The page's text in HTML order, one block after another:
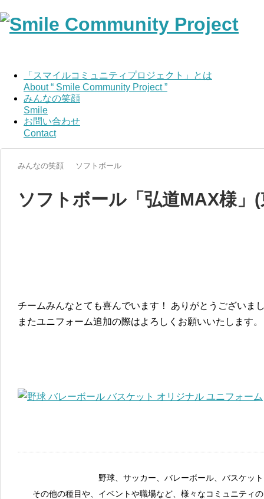
「スマイルコミュニティプロジェクト」とは
About “ Smile Community Project ”
みんなの笑顔
Smile
お問い合わせ
Contact
みんなの笑顔 ソフトボール
ソフトボール「弘道MAX様」
チームみんなとても喜んでいます！ ありがとうございま
またユニフォーム追加の際はよろしくお願いいたします。
野球、サッカー、バレーボール、バスケッ
その他の種目や、イベントや職場など、様々なコミュニティ